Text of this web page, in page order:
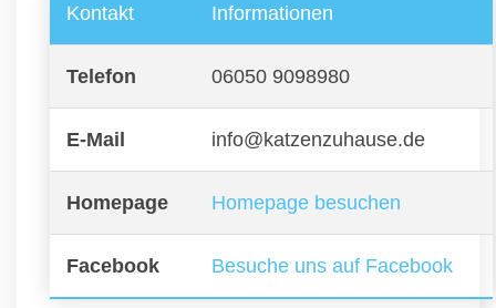
Kontakt Informationen
Telefon 06050 9098980
E-Mail info@katzenzuhause.de
Homepage Homepage besuchen
Facebook Besuche uns auf Facebook